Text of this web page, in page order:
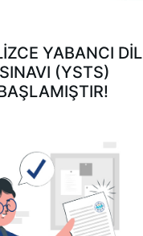
YABANCI DIL
(YSTS)